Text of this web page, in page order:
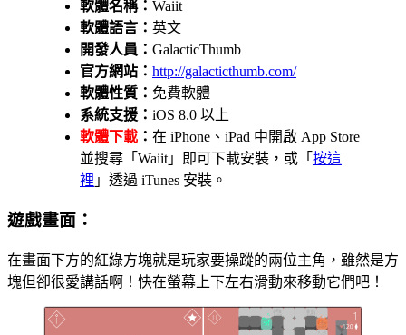
軟體名稱： Waiit
軟體語言： 英文
開發人員： GalacticThumb
官方網站： http://galacticthumb.com/
軟體性質： 免費軟體
系統支援： iOS 8.0 以上
軟體下載 ： 在 iPhone、iPad 中開啟 App Store
並搜尋「Waiit」即可下載安裝，或「 按這
裡 」透過 iTunes 安裝。
遊戲畫面：
在畫面下方的紅綠方塊就是玩家要操蹤的兩位主角，雖然是方
塊但卻很愛講話啊！快在螢幕上下左右滑動來移動它們吧！